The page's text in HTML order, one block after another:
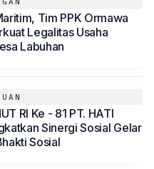
Tim PPK Ormawa
Legalitas Usaha
Labuhan
RI Ke - 81 PT. HATI
Sinergi Sosial Gelar
Sosial